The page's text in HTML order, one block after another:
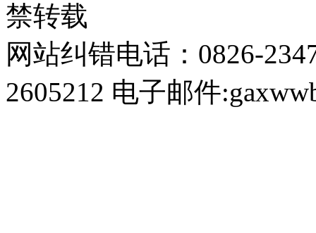
禁转载
网站纠错电话：0826-
2605212 电子邮件